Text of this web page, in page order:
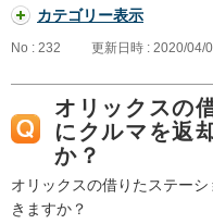
カテゴリー表示
No : 232 更新日時 : 2020/04/
オリックスの
にクルマを返
か？
オリックスの借りたステー
きますか？